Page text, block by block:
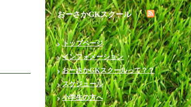
おーさかGKスクール
トップページ
インフォメーション
おーさかGKスクールって？？
スケジュール
小学生の方へ